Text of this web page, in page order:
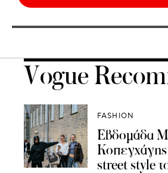
Vogue
FASHION
Εβδομάδα
street style